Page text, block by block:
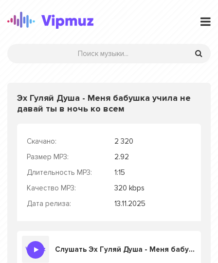
Эх Гуляй Душа - Меня бабушка учила не
давай ты в ночь ко всем
Скачано:
2 320
Размер MP3:
2.92
Длительность MP3:
1:15
Качество MP3:
320 kbps
Дата релиза:
13.11.2025
Слушать Эх Гуляй Душа - Меня бабушка учила не давай ты в ночь ко всем